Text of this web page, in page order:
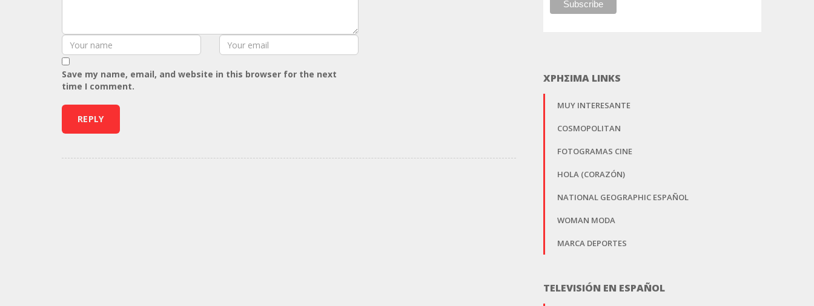
Save my name, email, and website in this browser for the next
time I comment.
ΧΡΗΣΙΜΑ LINKS
MUY INTERESANTE
COSMOPOLITAN
FOTOGRAMAS CINE
HOLA (CORAZÓN)
NATIONAL GEOGRAPHIC ESPAÑOL
WOMAN MODA
MARCA DEPORTES
TELEVISIÓN EN ESPAÑOL